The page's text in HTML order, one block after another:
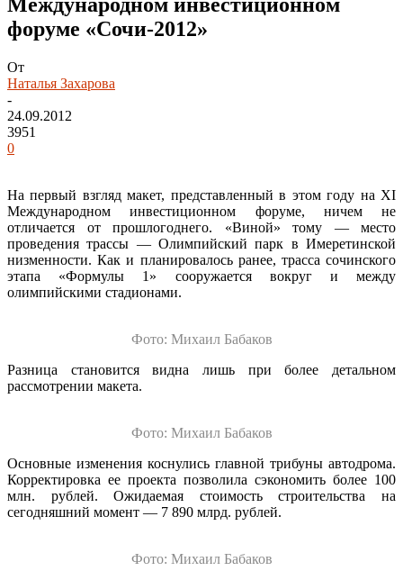
форуме «Сочи-2012»
От
Наталья Захарова
-
24.09.2012
3951
0
На первый взгляд макет, представленный в этом году на XI
Международном инвестиционном форуме, ничем не
отличается от прошлогоднего. «Виной» тому — место
проведения трассы — Олимпийский парк в Имеретинской
низменности. Как и планировалось ранее, трасса сочинского
этапа «Формулы 1» сооружается вокруг и между
олимпийскими стадионами.
Фото: Михаил Бабаков
Разница становится видна лишь при более детальном
рассмотрении макета.
Фото: Михаил Бабаков
Основные изменения коснулись главной трибуны автодрома.
Корректировка ее проекта позволила сэкономить более 100
млн. рублей. Ожидаемая стоимость строительства на
сегодняшний момент — 7 890 млрд. рублей.
Фото: Михаил Бабаков